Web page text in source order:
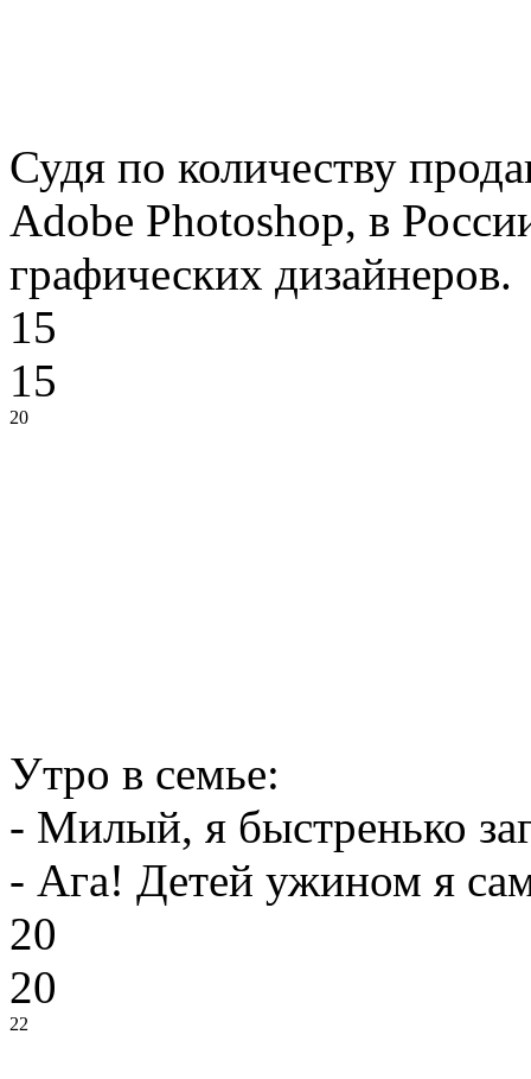
Судя по количеству
Аdоbе Рhоtоshор, в
графических дизайнеров.
15
15
20
Утро в семье:
- Милый, я быстренько
- Ага! Детей ужином я
20
20
22